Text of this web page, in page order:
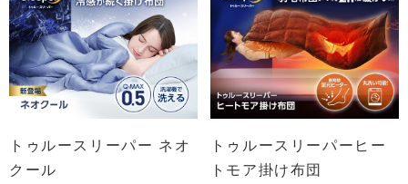
トゥルースリーパー ネオ
クール
トゥルースリーパーヒー
トモア掛け布団